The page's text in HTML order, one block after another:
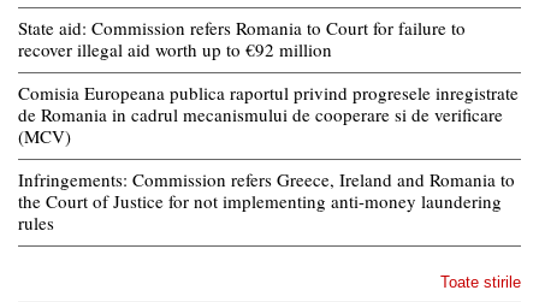
State aid: Commission refers Romania to Court for failure to
recover illegal aid worth up to €92 million
Comisia Europeana publica raportul privind progresele inregistrate
de Romania in cadrul mecanismului de cooperare si de verificare
(MCV)
Infringements: Commission refers Greece, Ireland and Romania to
the Court of Justice for not implementing anti-money laundering
rules
Toate stirile